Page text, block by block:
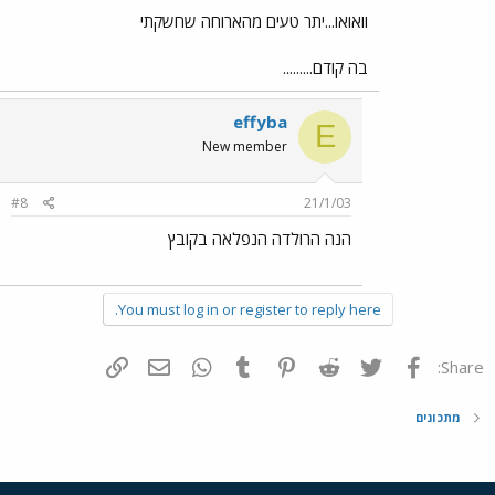
וואואו...יתר טעים מהארוחה שחשקתי
בה קודם.........
E
effyba
New member
21/1/03
#8
הנה הרולדה הנפלאה בקובץ
You must log in or register to reply here.
Share: פייסבוק Twitter
Reddit
Pinterest
Tumblr
WhatsAppדואר אלקטרוני
מתכונים